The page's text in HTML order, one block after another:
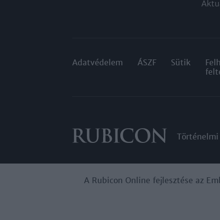
Adatvédelem ÁSZF Sütik
A Rubicon Online fejlesztése az